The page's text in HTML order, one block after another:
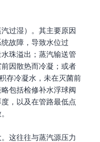
过湿）。其主要原因
故障，导致水位过
珠溢出；蒸汽输送管
因散热而冷凝；或者
存冷凝水，未在灭菌前
包括检修补水浮球阀
，以及在管路最低点
这往往与蒸汽源压力